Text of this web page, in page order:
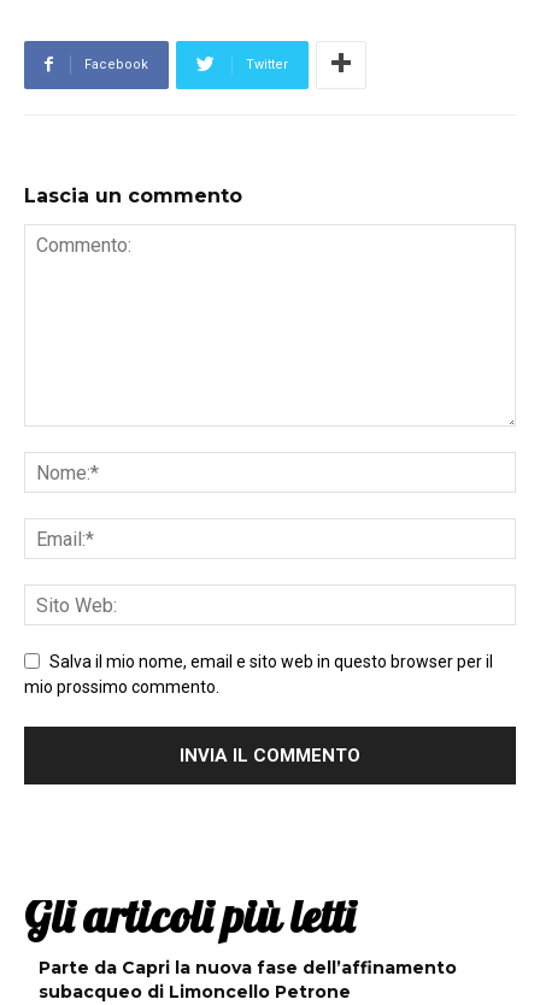
Facebook Twitter
Lascia un commento
Salva il mio nome, email e sito web in questo browser per il
mio prossimo commento.
Gli articoli più letti
Parte da Capri la nuova fase dell’affinamento
subacqueo di Limoncello Petrone